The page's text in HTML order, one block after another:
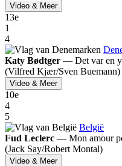
Video & Meer
13e
1
4
Katy Bødtger — Det var en
(Vilfred Kjær/Sven Buemann)
Video & Meer
10e
4
5
België
Fud Leclerc — Mon amour
(Jack Say/Robert Montal)
Video & Meer